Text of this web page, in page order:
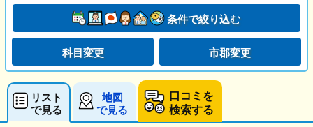
条件で絞り込む
科目変更 市郡変更
リスト
で見る
地図
で見る
口コミを
検索する